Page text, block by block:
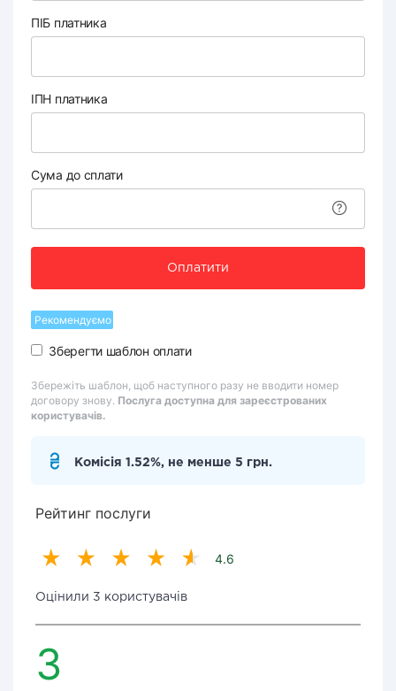
ПІБ платника
ІПН платника
Сума до сплати
Оплатити
Рекомендуємо
Зберегти шаблон оплати
Збережіть шаблон, щоб наступного разу не вводити номер
договору знову. Послуга доступна для зареєстрованих
користувачів.
Комісія 1.52%, не менше 5 грн.
Рейтинг послуги
4.6
Оцінили 3 користувачів
3